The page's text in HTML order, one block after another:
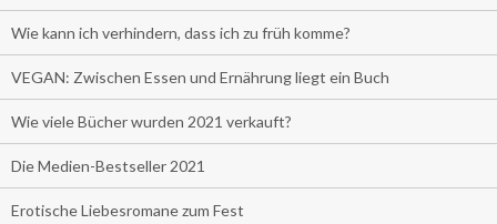
Wie kann ich verhindern, dass ich zu früh komme?
VEGAN: Zwischen Essen und Ernährung liegt ein Buch
Wie viele Bücher wurden 2021 verkauft?
Die Medien-Bestseller 2021
Erotische Liebesromane zum Fest